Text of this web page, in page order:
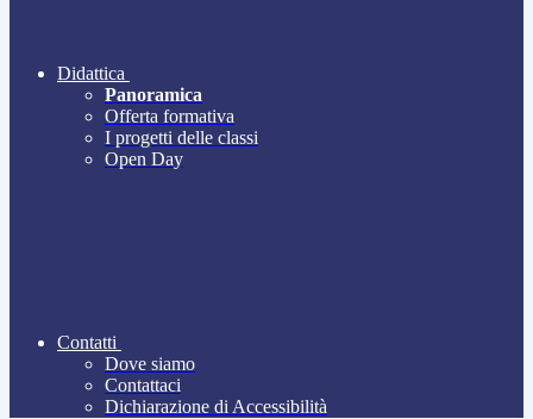
Didattica
Panoramica
Offerta formativa
I progetti delle classi
Open Day
Contatti
Dove siamo
Contattaci
Dichiarazione di Accessibilità